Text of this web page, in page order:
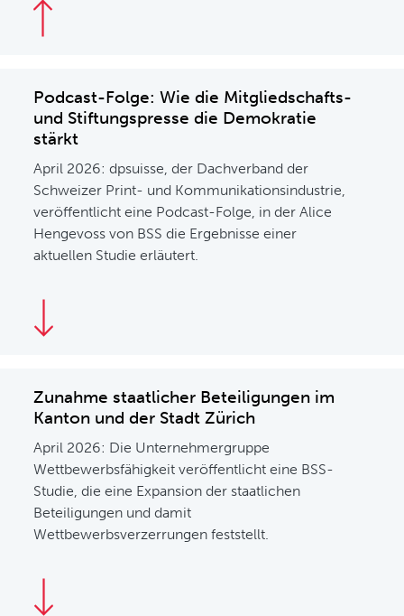
Podcast-Folge: Wie die Mitgliedschafts-
und Stiftungspresse die Demokratie
stärkt
April 2026: dpsuisse, der Dachverband der
Schweizer Print- und Kommunikationsindustrie,
veröffentlicht eine Podcast-Folge, in der Alice
Hengevoss von BSS die Ergebnisse einer
aktuellen Studie erläutert.
Zunahme staatlicher Beteiligungen im
Kanton und der Stadt Zürich
April 2026: Die Unternehmergruppe
Wettbewerbsfähigkeit veröffentlicht eine BSS-
Studie, die eine Expansion der staatlichen
Beteiligungen und damit
Wettbewerbsverzerrungen feststellt.